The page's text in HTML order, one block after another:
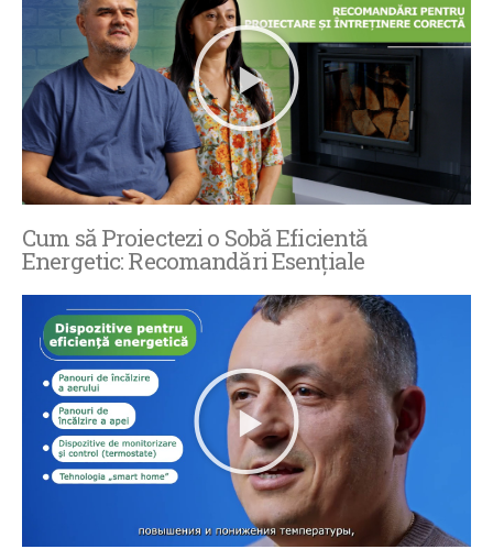
Cum să Proiectezi o Sobă Eficientă
Energetic: Recomandări Esențiale